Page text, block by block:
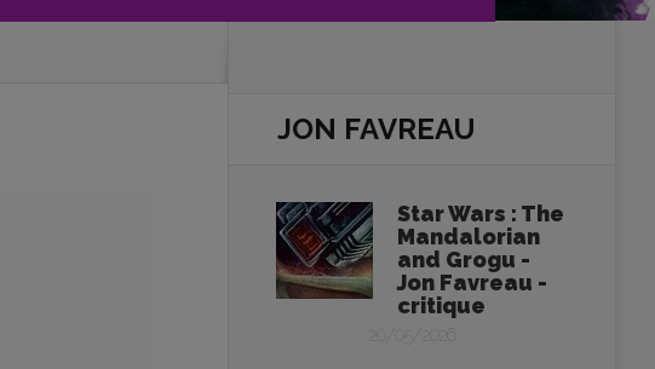
JON FAVREAU
Star Wars : The
Mandalorian
and Grogu -
Jon Favreau -
critique